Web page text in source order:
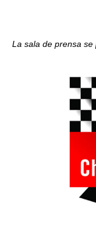
La sala de prensa